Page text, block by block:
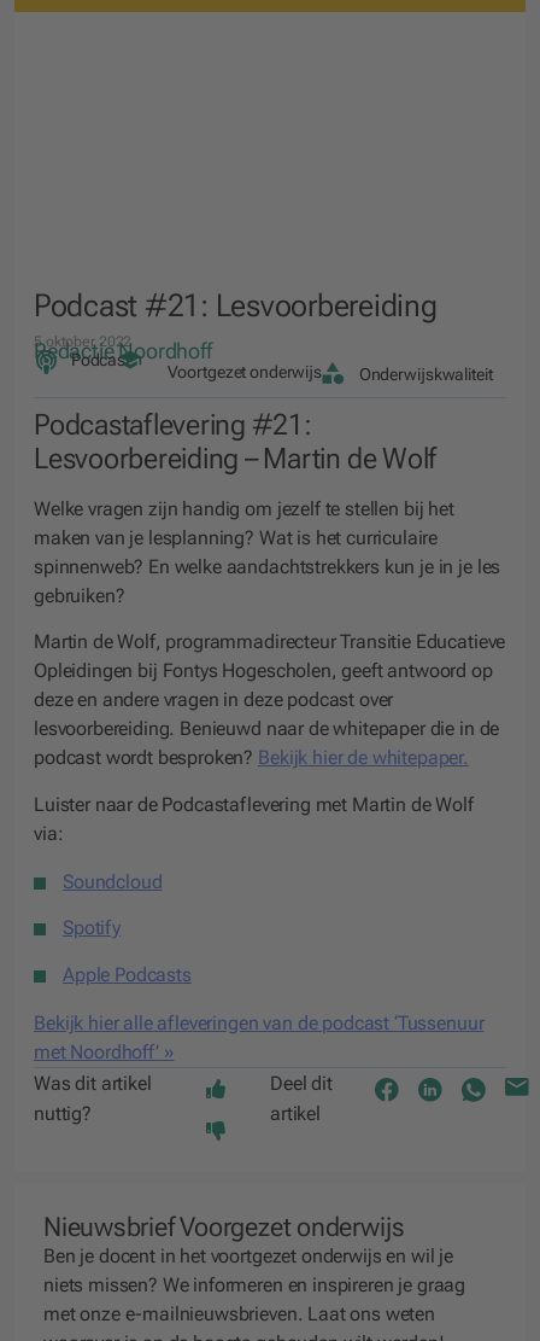
Podcast #21: Lesvoorbereiding
5 oktober 2022
Redactie Noordhoff
Podcast
Voortgezet onderwijs Onderwijskwaliteit
Podcastaflevering #21:
Lesvoorbereiding – Martin de Wolf
Welke vragen zijn handig om jezelf te stellen bij het
maken van je lesplanning? Wat is het curriculaire
spinnenweb? En welke aandachtstrekkers kun je in je les
gebruiken?
Martin de Wolf, programmadirecteur Transitie Educatieve
Opleidingen bij Fontys Hogescholen, geeft antwoord op
deze en andere vragen in deze podcast over
lesvoorbereiding. Benieuwd naar de whitepaper die in de
podcast wordt besproken? Bekijk hier de whitepaper.
Luister naar de Podcastaflevering met Martin de Wolf
via:
Soundcloud
Spotify
Apple Podcasts
Bekijk hier alle afleveringen van de podcast ‘Tussenuur
met Noordhoff’ »
Was dit artikel
nuttig?
Deel dit
artikel
Nieuwsbrief Voorgezet onderwijs
Ben je docent in het voortgezet onderwijs en wil je
niets missen? We informeren en inspireren je graag
met onze e-mailnieuwsbrieven. Laat ons weten